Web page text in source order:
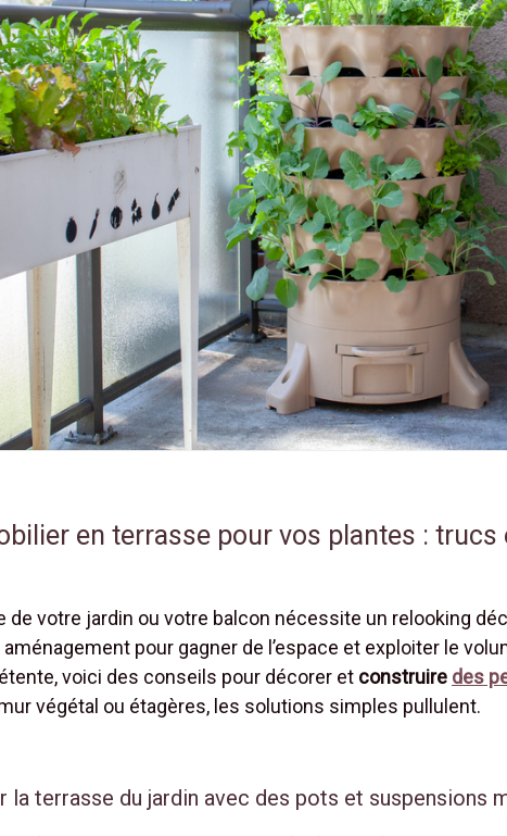
en terrasse pour vos plantes :
de votre jardin ou votre balcon nécessite un relooking
pour gagner de l’espace et exploiter le
voici des conseils pour décorer et construire des
végétal ou étagères, les solutions simples pullulent.
la terrasse du jardin avec des pots et suspensions